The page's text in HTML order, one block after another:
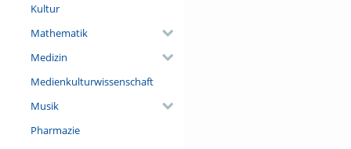
Kultur
Mathematik
Medizin
Medienkulturwissenschaft
Musik
Pharmazie